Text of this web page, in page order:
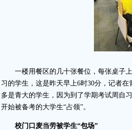
一楼用餐区的几十张餐位，每张桌子上
习的学生，这是昨天早上6时30分，记者
多是青大的学生，因为到了学期考试周自
开始被备考的大学生“占领”。
校门口麦当劳被学生“包场”